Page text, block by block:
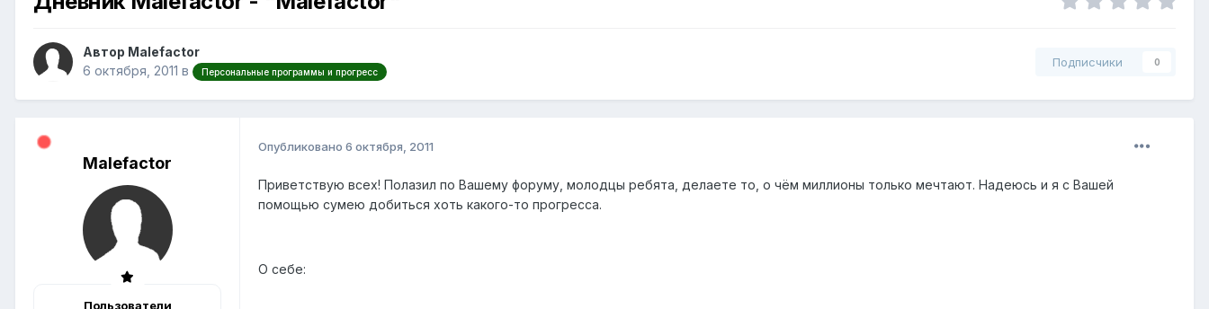
Автор Malefactor
6 октября, 2011 в Персональные программы и прогресс
Подписчики 0
Malefactor
Пользователи
Опубликовано 6 октября, 2011
Приветствую всех! Полазил по Вашему форуму, молодцы ребята, делаете то, о чём миллионы только мечтают. Надеюсь и я с Вашей
помощью сумею добиться хоть какого-то прогресса.
О себе: